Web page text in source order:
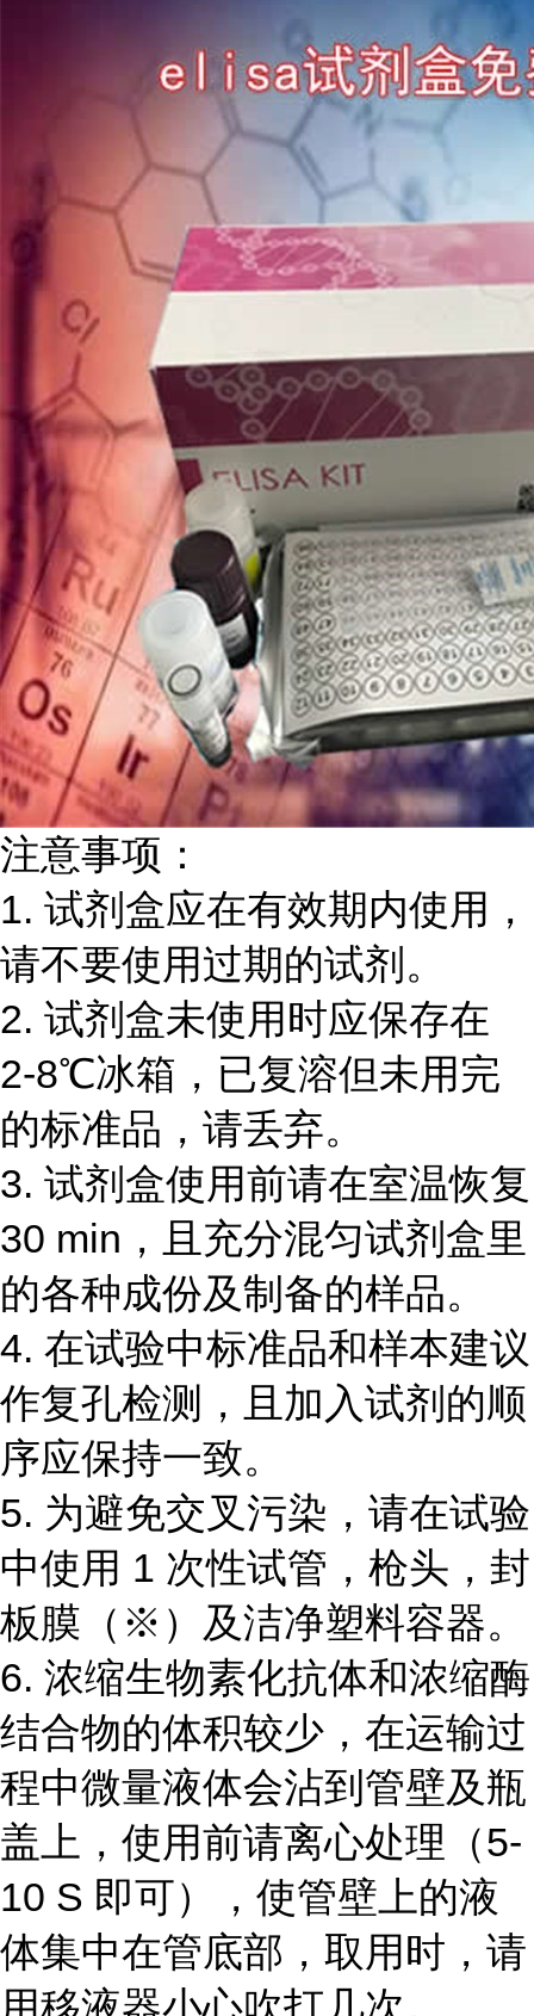
注意事项：
1. 试剂盒应在有效期内使用，
请不要使用过期的试剂。
2. 试剂盒未使用时应保存在
2-8℃冰箱，已复溶但未用完
的标准品，请丢弃。
3. 试剂盒使用前请在室温恢复
30 min ，且充分混匀试剂盒里
的各种成份及制备的样品。
4. 在试验中标准品和样本建议
作复孔检测，且加入试剂的顺
序应保持一致。
5. 为避免交叉污染，请在试验
中使用 1 次性试管，枪头，封
板膜（ ※ ）及洁净塑料容器。
6. 浓缩生物素化抗体和浓缩酶
结合物的体积较少，在运输过
程中微量液体会沾到管壁及瓶
盖上，使用前请离心处理（5-
10 S 即可），使管壁上的液
体集中在管底部，取用时，请
用移液器小心吹打几次。